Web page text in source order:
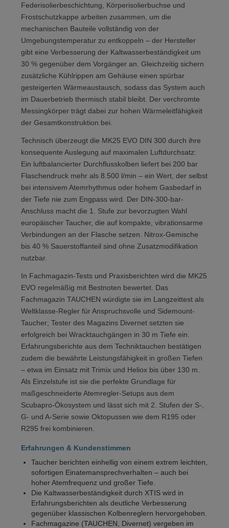
Federisolierbeschichtung, Körperisolierbuchse und
Frostschutzkappe arbeiten zusammen, um die
mechanischen Bauteile vollständig von der
Umgebungstemperatur zu entkoppeln – der Hersteller
gibt eine Verbesserung der Kaltwasserbeständigkeit um
30 % gegenüber dem Vorgänger an. Gleichzeitig sichern
zusätzliche Kühlrippen am Gehäuse einen spürbar
gesteigerten Wärmeaustausch, sodass das System auch
im Dauerbetrieb thermisch stabil bleibt. Der verchromte
Messingkörper trägt dabei zur hohen Wärmeleitfähigkeit
der Gesamtkonstruktion bei.
Technisch überzeugt die MK25 EVO DIN 300 durch ihre
konsequente Auslegung auf maximalen Luftdurchsatz:
Ein luftbalancierter Durchflusskolben liefert bei 200 bar
Flaschendruck mehr als 8.500 l/min – ein Wert, der selbst
bei intensivem Atemrhythmus oder hohem Gasbedarf in
der Tiefe nie zum Engpass wird. Der DIN-300-bar-
Anschluss macht die 1. Stufe zur bevorzugten Wahl
europäischer Taucher, die auf kompakte, vibrationsarme
Verbindungen an der Flasche setzen. Nitrox-Gemische
bis 40 % Sauerstoffanteil sind ohne Zusatzmodifikation
nutzbar.
In Fachmagazin-Tests und Praxisberichten wird die MK25
EVO regelmäßig mit Bestnoten bewertet. Das
Fachmagazin TAUCHEN würdigte sie im Langzeittest als
Weltklasse-Regler für Anspruchsvolle und Sidemount-
Taucher; Tester des Magazins Divernet setzten sie
erfolgreich bei Wracktauchgängen in 30 m Tiefe ein.
Erfahrungsberichte aus dem Techniktauchen bestätigen
zudem die bewährte Leistungsfähigkeit in großen Tiefen
– etwa im Einsatz mit Trimix und Heliox bis über 130 m.
Als Einzelstufe ist sie die perfekte Grundlage für
maßgeschneiderte Atemregler-Setups aus dem
Scubapro-Ökosystem und lässt sich mit 2. Stufen der S-,
G- und A-Serie sowie Oktopussen wie dem R195 oder
R295 frei kombinieren.
Erfahrungen & Kundenstimmen
Taucher berichten einhellig von einem extrem leichten,
sofortigen Einatemansprechverhalten – auch bei
hoher Atemfrequenz und großer Tiefe.
Die Kaltwasserbeständigkeit durch XTIS wird in
Erfahrungsberichten als deutliche Verbesserung
gegenüber klassischen Kolbenreglern hervorgehoben.
Fachmagazine (TAUCHEN, Divernet) vergeben im